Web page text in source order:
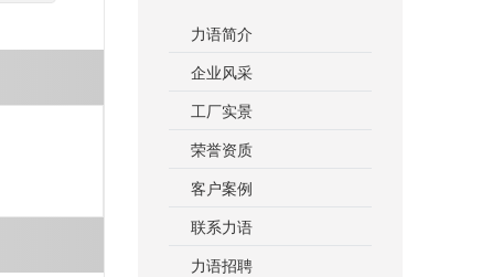
力语简介
企业风采
工厂实景
荣誉资质
客户案例
联系力语
力语招聘